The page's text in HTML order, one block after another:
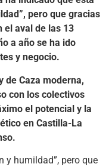
pero que gracias
el aval de las 13
a año se ha ido
y negocio.
de Caza moderna,
con los colectivos
el potencial y la
en Castilla-La
y humildad”, pero que